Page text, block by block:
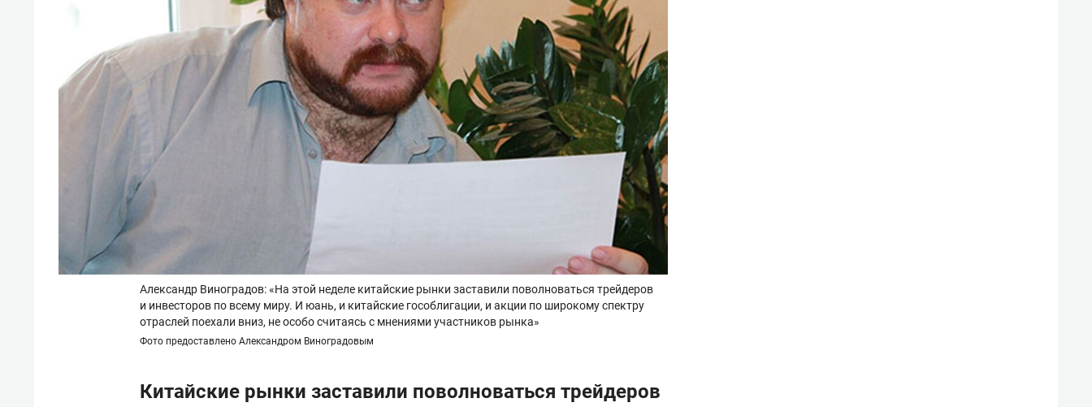
Александр Виноградов: «На этой неделе китайские рынки заставили поволноваться трейдеров
и инвесторов по всему миру. И юань, и китайские гособлигации, и акции по широкому спектру
отраслей поехали вниз, не особо считаясь с мнениями участников рынка»
Фото предоставлено Александром Виноградовым
Китайские рынки заставили поволноваться трейдеров